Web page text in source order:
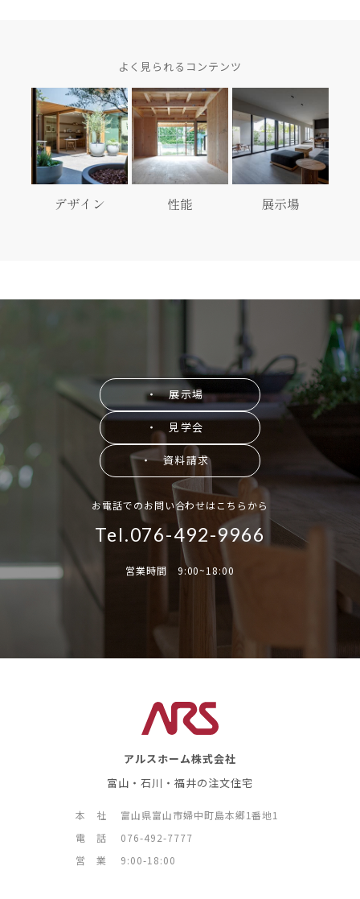
よく見られるコンテンツ
デザイン 性能 展示場
・ 展示場
・ 見学会
・ 資料請求
お電話でのお問い合わせはこちらから
Tel.076-492-9966
営業時間 9:00~18:00
アルスホーム株式会社
富山・石川・福井の注文住宅
本 社
富山県富山市婦中町島本郷1番地1
電 話
076-492-7777
営 業
9:00-18:00